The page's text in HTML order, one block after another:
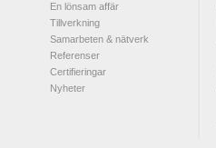
En lönsam affär
Tillverkning
Samarbeten & nätverk
Referenser
Certifieringar
Nyheter